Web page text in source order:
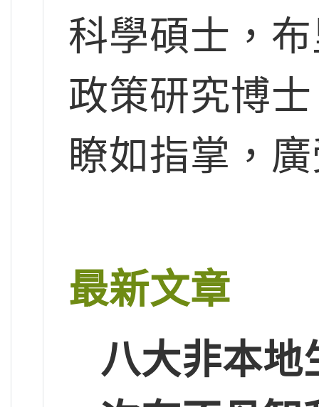
科學碩士，
政策研究博
瞭如指掌，
最新文章
八大非本地